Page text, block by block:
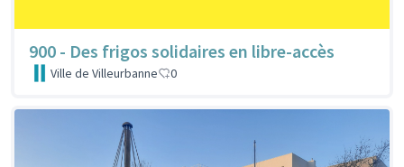
900 - Des frigos solidaires en libre-accès
Ville de Villeurbanne 0